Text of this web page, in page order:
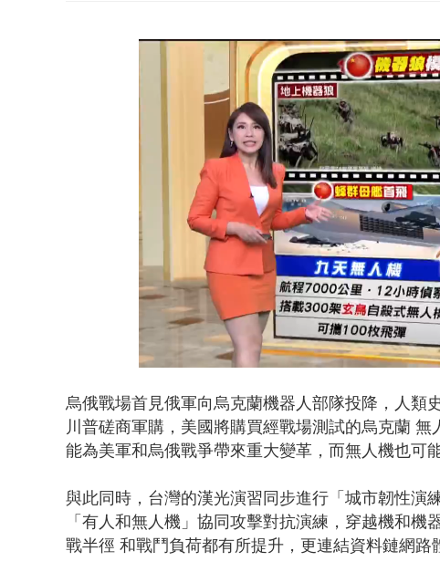
利慾薰心！ 美
翁曉玲又拋刪凍
Loaded:
32.52%
烏俄戰場首見俄軍向烏克蘭機器人部隊投降，人類
川普磋商軍購，美國將購買經戰場測試的烏克蘭
能為美軍和烏俄戰爭帶來重大變革，而無人機也可
與此同時，台灣的漢光演習同步進行「城市韌性演
「有人和無人機」協同攻擊對抗演練，穿越機和
戰半徑 和戰鬥負荷都有所提升，更連結資料鏈網路